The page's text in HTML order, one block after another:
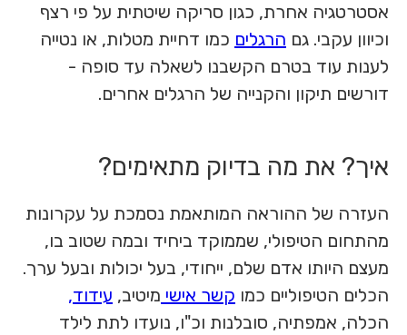
אסטרטגיה אחרת, כגון סריקה שיטתית על פי רצף
וכיוון עקבי. גם הרגלים כמו דחיית מטלות, או נטייה
לענות עוד בטרם הקשבנו לשאלה עד סופה -
דורשים תיקון והקנייה של הרגלים אחרים.
איך? את מה בדיוק מתאימים?
העזרה של ההוראה המותאמת נסמכת על עקרונות
מהתחום הטיפולי, שממוקד ביחיד ובמה שטוב בו,
מעצם היותו אדם שלם, ייחודי, בעל יכולות ובעל ערך.
הכלים הטיפוליים כמו קשר אישי מיטיב, עידוד,
הכלה, אמפתיה, סובלנות וכ"ו, נועדו לתת לילד